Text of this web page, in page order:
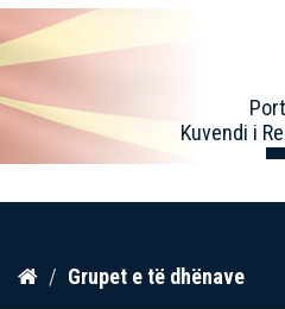
Kalo
Kuvendi i
Grupet e të dhënave